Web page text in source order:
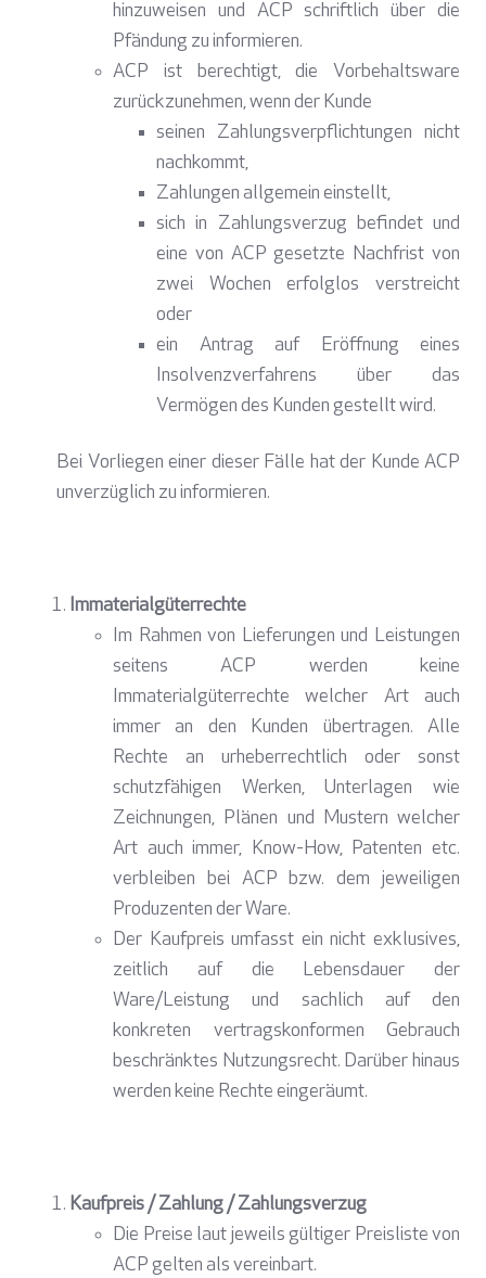
hinzuweisen und ACP schriftlich über die
Pfändung zu informieren.
ACP ist berechtigt, die Vorbehaltsware
zurückzunehmen, wenn der Kunde
seinen Zahlungsverpflichtungen nicht
nachkommt,
Zahlungen allgemein einstellt,
sich in Zahlungsverzug befindet und
eine von ACP gesetzte Nachfrist von
zwei Wochen erfolglos verstreicht
oder
ein Antrag auf Eröffnung eines
Insolvenzverfahrens über das
Vermögen des Kunden gestellt wird.
Bei Vorliegen einer dieser Fälle hat der Kunde ACP
unverzüglich zu informieren.
Immaterialgüterrechte
Im Rahmen von Lieferungen und Leistungen
seitens ACP werden keine
Immaterialgüterrechte welcher Art auch
immer an den Kunden übertragen. Alle
Rechte an urheberrechtlich oder sonst
schutzfähigen Werken, Unterlagen wie
Zeichnungen, Plänen und Mustern welcher
Art auch immer, Know-How, Patenten etc.
verbleiben bei ACP bzw. dem jeweiligen
Produzenten der Ware.
Der Kaufpreis umfasst ein nicht exklusives,
zeitlich auf die Lebensdauer der
Ware/Leistung und sachlich auf den
konkreten vertragskonformen Gebrauch
beschränktes Nutzungsrecht. Darüber hinaus
werden keine Rechte eingeräumt.
Kaufpreis / Zahlung / Zahlungsverzug
Die Preise laut jeweils gültiger Preisliste von
ACP gelten als vereinbart.